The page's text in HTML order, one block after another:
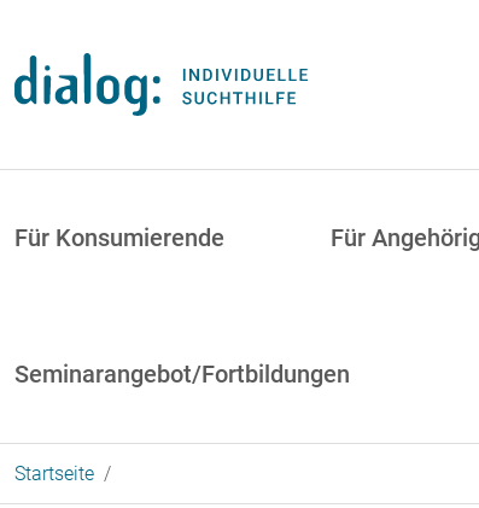
Für Konsumierende Für
Seminarangebot/Fortbildungen
Startseite